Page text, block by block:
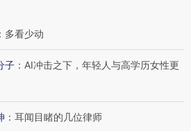
“链”接产
： 多看少动
子 ： AI冲击之下，年轻人与高学历女性更
： 耳闻目睹的几位律师